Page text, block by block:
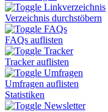
Linkverzeichnis
Verzeichnis durchstöbern
FAQs
FAQs auflisten
Tracker
Tracker auflisten
Umfragen
Umfragen auflisten
Statistiken
Newsletter